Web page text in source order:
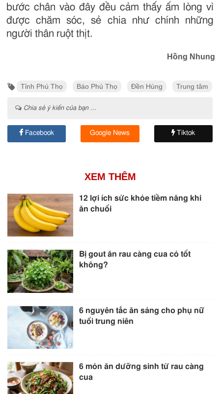
bước chân vào đây đều cảm thấy ấm lòng vì
được chăm sóc, sẻ chia như chính những
người thân ruột thịt.
Hồng Nhung
Tỉnh Phú Thọ Báo Phú Thọ Đền Hùng Trung tâm
Chia sẻ ý kiến của bạn ...
Facebook Google News Tiktok
XEM THÊM
12 lợi ích sức khỏe tiềm năng khi
ăn chuối
Bị gout ăn rau càng cua có tốt
không?
6 nguyên tắc ăn sáng cho phụ nữ
tuổi trung niên
6 món ăn dưỡng sinh từ rau càng
cua